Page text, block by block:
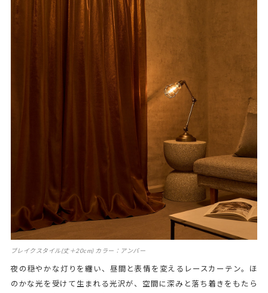
ブレイクスタイル(丈＋20cm) カラー：アンバー
夜の穏やかな灯りを纏い、昼間と表情を変えるレースカーテン。ほ
のかな光を受けて生まれる光沢が、空間に深みと落ち着きをもたら